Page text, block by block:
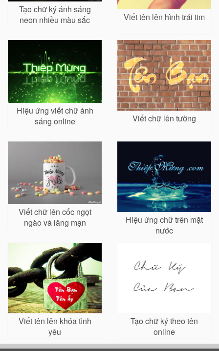
Tạo chữ ký ánh sáng
neon nhiều màu sắc
Viết tên lên hình trái tim
Hiệu ứng viết chữ ánh
sáng online
Viết chữ lên tường
Viết chữ lên cốc ngọt
ngào và lãng mạn
Hiệu ứng chữ trên mặt
nước
Viết tên lên khóa tình
yêu
Tạo chữ ký theo tên
online